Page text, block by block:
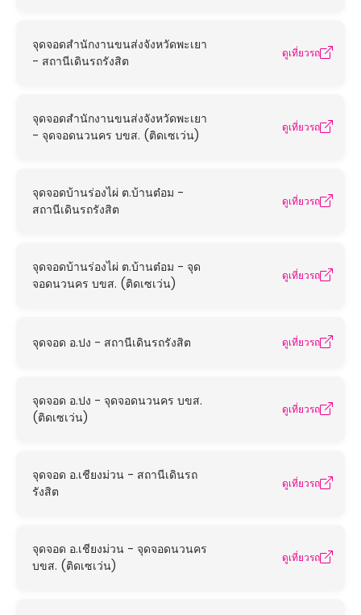
จุดจอดสำนักงานขนส่งจังหวัดพะเยา
- สถานีเดินรถรังสิต
ดูเที่ยวรถ
จุดจอดสำนักงานขนส่งจังหวัดพะเยา
- จุดจอดนวนคร บขส. (ติดเซเว่น)
ดูเที่ยวรถ
จุดจอดบ้านร่องไผ่ ต.บ้านต๋อม -
สถานีเดินรถรังสิต
ดูเที่ยวรถ
จุดจอดบ้านร่องไผ่ ต.บ้านต๋อม - จุด
จอดนวนคร บขส. (ติดเซเว่น)
ดูเที่ยวรถ
จุดจอด อ.ปง - สถานีเดินรถรังสิต ดูเที่ยวรถ
จุดจอด อ.ปง - จุดจอดนวนคร บขส.
(ติดเซเว่น)
ดูเที่ยวรถ
จุดจอด อ.เชียงม่วน - สถานีเดินรถ
รังสิต
ดูเที่ยวรถ
จุดจอด อ.เชียงม่วน - จุดจอดนวนคร
บขส. (ติดเซเว่น)
ดูเที่ยวรถ